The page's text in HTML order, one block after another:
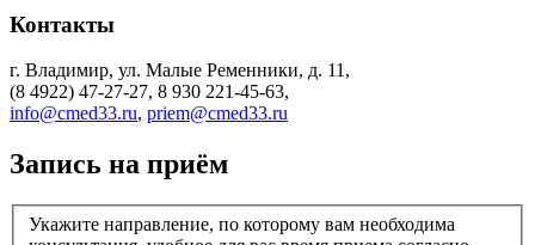
Контакты
г. Владимир, ул. Малые Ременники, д. 11,
(8 4922) 47-27-27, 8 930 221-45-63,
info@cmed33.ru, priem@cmed33.ru
Запись на приём
Укажите направление, по которому вам необходима